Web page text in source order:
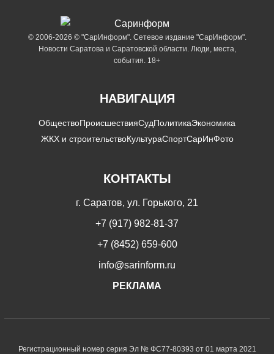
© 2006-2026 © "СарИнформ". Сетевое издание "СарИнформ".
Новости Саратова и Саратовской области. Люди, места,
события. 18+
НАВИГАЦИЯ
ОбществоПроисшествияСудПолитикаЭкономика
ЖКХ и строительствоКультураСпортСарИнФото
КОНТАКТЫ
г. Саратов, ул. Горького, 21
+7 (917) 982-81-37
+7 (8452) 659-600
info@sarinform.ru
РЕКЛАМА
Регистрационный номер серия Эл № ФС77-80393 от 01 марта 2021